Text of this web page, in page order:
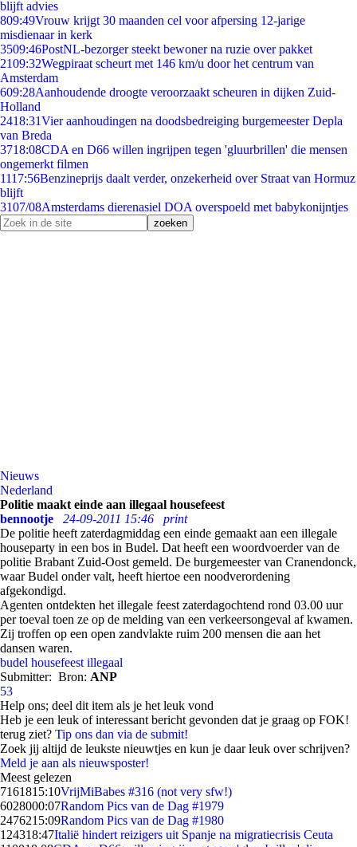
blijft advies
809:49Vrouw krijgt 30 maanden cel voor afpersing 12-jarige
misdienaar in kerk
3509:46PostNL-bezorger steekt bewoner na ruzie over pakket
2109:32Wegpiraat scheurt met 146 km/u door het centrum van
Amsterdam
609:28Aanhoudende droogte veroorzaakt scheuren in dijken Zuid-
Holland
2418:31Vier aanhoudingen na doodsbedreiging burgemeester Depla
van Breda
3718:08CDA en D66 willen ingrijpen tegen 'gluurbrillen' die mensen
ongemerkt filmen
1117:56Benzineprijs daalt verder, onzekerheid over Straat van Hormuz
blijft
3107/08Amsterdams dierenasiel DOA overspoeld met babykonijntjes
Nieuws
Nederland
Politie maakt einde aan illegaal housefeest
bennootje
24-09-2011 15:46
print
De politie heeft zaterdagmiddag een einde gemaakt aan een illegale
houseparty in een bos in Budel. Dat heeft een woordvoerder van de
politie Brabant Zuid-Oost gemeld. De burgemeester van Cranendonck,
waar Budel onder valt, heeft hiertoe een noodverordening
afgekondigd.
Agenten ontdekten het illegale feest zaterdagochtend rond 03.00 uur
per toeval toen ze op de melding van een verkeersongeval af kwamen.
Zij troffen op een open zandvlakte ruim 200 mensen die aan het
dansen waren.
budel housefeest illegaal
Submitter: Bron: ANP
53
Help ons; deel dit item als je het leuk vond
Heb je een leuk of interessant bericht gevonden dat je graag op FOK!
terug ziet? Tip ons dan via de submit!
Zoek jij altijd de leukste nieuwtjes en kun je daar leuk over schrijven?
Meld je aan als nieuwsposter!
Meest gelezen
7161815:10VrijMiBabes #316 (not very sfw!)
6028000:07Random Pics van de Dag #1979
2476215:09Random Pics van de Dag #1980
124318:47Italië hindert reizigers uit Spanje na migratiecrisis Ceuta